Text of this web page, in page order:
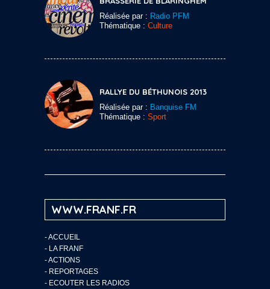
Réalisée par : Radio PFM
Thématique : Culture
RALLYE DU BÉTHUNOIS 2013
Réalisée par : Banquise FM
Thématique : Sport
WWW.FRANF.FR
-ACCUEIL
- LA FRANF
-ACTIONS
- REPORTAGES
- ECOUTER LES RADIOS